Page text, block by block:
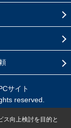
サイト
reserved.
ス向上検討を目的と